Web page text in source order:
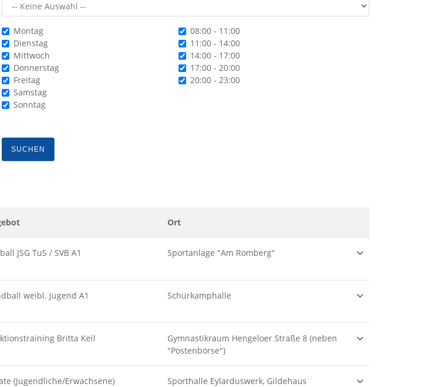
Montag
Dienstag
Mittwoch
Donnerstag
Freitag
Samstag
Sonntag
Uhrzeit08:00 - 11:00
11:00 - 14:00
14:00 - 17:00
17:00 - 20:00
20:00 - 23:00
Ort
JSG TuS / SVB A1 Sportanlage "Am Romberg"
weibl. Jugend A1 Schürkamphalle
Britta Keil
Gymnastikraum Hengeloer Straße 8 (neben
"Postenbörse")
(Jugendliche/Erwachsene) Sporthalle Eylarduswerk, Gildehaus